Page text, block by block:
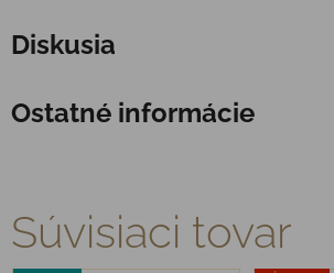
Diskusia
Ostatné informácie
Súvisiaci tovar